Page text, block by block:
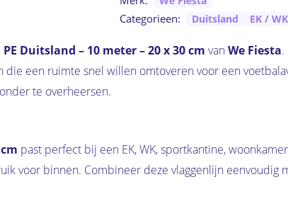
Categorieen: Duitsland EK /
Duitsland – 10 meter – 20 x 30 cm vanWe Fiesta.
een ruimte snel willen omtoveren voor een
te overheersen.
past perfect bij een EK, WK, sportkantine,
voor binnen. Combineer deze vlaggenlijn eenvoudig